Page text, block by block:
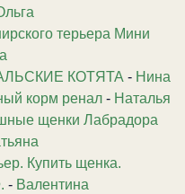
терьера Мини
КОТЯТА - Нина
корм ренал - Наталья
щенки Лабрадора
Купить щенка.
- Валентина